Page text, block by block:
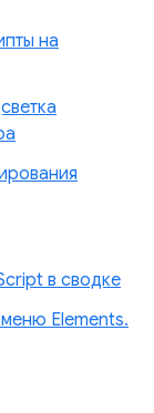
на
в сводке
Elements.